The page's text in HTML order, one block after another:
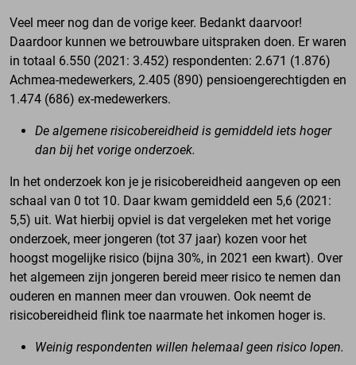
Veel meer nog dan de vorige keer. Bedankt daarvoor!
Daardoor kunnen we betrouwbare uitspraken doen. Er waren
in totaal 6.550 (2021: 3.452) respondenten: 2.671 (1.876)
Achmea-medewerkers, 2.405 (890) pensioengerechtigden en
1.474 (686) ex-medewerkers.
De algemene risicobereidheid is gemiddeld iets hoger
dan bij het vorige onderzoek.
In het onderzoek kon je je risicobereidheid aangeven op een
schaal van 0 tot 10. Daar kwam gemiddeld een 5,6 (2021:
5,5) uit. Wat hierbij opviel is dat vergeleken met het vorige
onderzoek, meer jongeren (tot 37 jaar) kozen voor het
hoogst mogelijke risico (bijna 30%, in 2021 een kwart). Over
het algemeen zijn jongeren bereid meer risico te nemen dan
ouderen en mannen meer dan vrouwen. Ook neemt de
risicobereidheid flink toe naarmate het inkomen hoger is.
Weinig respondenten willen helemaal geen risico lopen.